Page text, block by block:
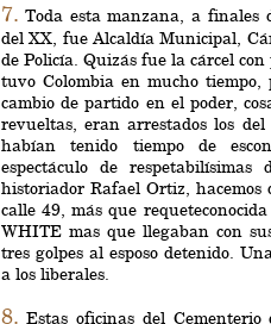
7. Toda esta manzana, a
del XX, fue Alcaldía Municipal,
de Policía. Quizás fue la cárcel
tuvo Colombia en mucho
cambio de partido en el poder,
revueltas, eran arrestados los
habían tenido tiempo de
espectáculo de
historiador Rafael Ortiz,
calle 49, más que
WHITE mas que llegaban con
tres golpes al esposo detenido.
a los liberales.
8. Estas oficinas del